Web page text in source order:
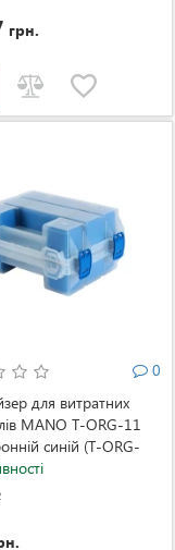
грн.
0
для витратних
MANO T-ORG-11
синій (T-ORG-